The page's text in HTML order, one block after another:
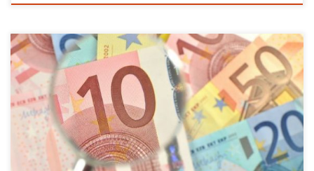
A actual crise sanitaria está detrás dunha crise económica
maior que a de 2008 segundo expertos económicos. Hai
máis dunha década moitos países (boa parte deles
presionados desde fóra) optaron polosrecortes, control de
gasto e rebaixas en pensións e salarios públicos, a
chamada “contención”. Agora pola contra, parece que os
[…]